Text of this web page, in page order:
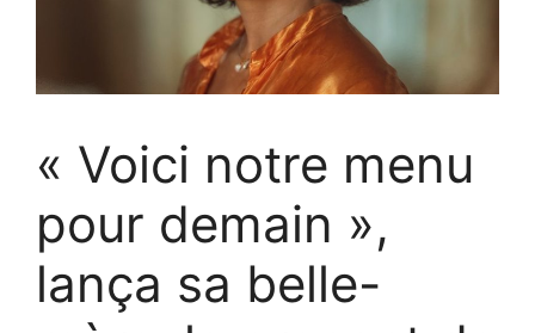
« Voici notre menu
pour demain »,
lança sa belle-